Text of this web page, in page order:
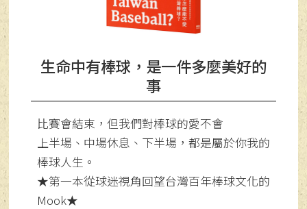
生命中有棒球，是一件多麼美好的
事
比賽會結束，但我們對棒球的愛不會
上半場、中場休息、下半場，都是屬於你我的
棒球人生。
★第一本從球迷視角回望台灣百年棒球文化的
Mook★